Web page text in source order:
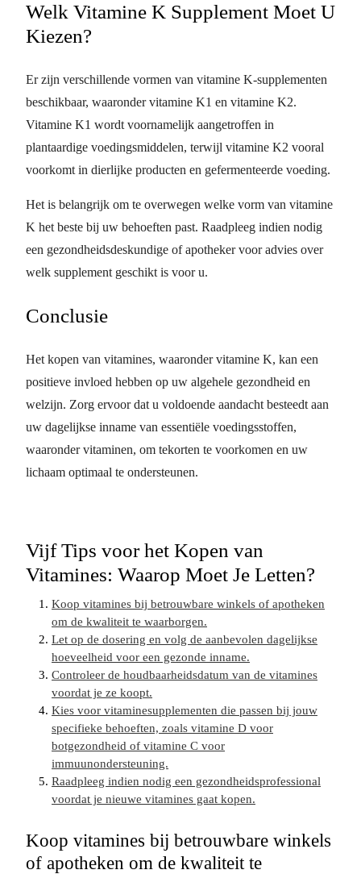
Welk Vitamine K Supplement Moet U
Kiezen?
Er zijn verschillende vormen van vitamine K-supplementen
beschikbaar, waaronder vitamine K1 en vitamine K2.
Vitamine K1 wordt voornamelijk aangetroffen in
plantaardige voedingsmiddelen, terwijl vitamine K2 vooral
voorkomt in dierlijke producten en gefermenteerde voeding.
Het is belangrijk om te overwegen welke vorm van vitamine
K het beste bij uw behoeften past. Raadpleeg indien nodig
een gezondheidsdeskundige of apotheker voor advies over
welk supplement geschikt is voor u.
Conclusie
Het kopen van vitamines, waaronder vitamine K, kan een
positieve invloed hebben op uw algehele gezondheid en
welzijn. Zorg ervoor dat u voldoende aandacht besteedt aan
uw dagelijkse inname van essentiële voedingsstoffen,
waaronder vitaminen, om tekorten te voorkomen en uw
lichaam optimaal te ondersteunen.
Vijf Tips voor het Kopen van
Vitamines: Waarop Moet Je Letten?
Koop vitamines bij betrouwbare winkels of apotheken
om de kwaliteit te waarborgen.
Let op de dosering en volg de aanbevolen dagelijkse
hoeveelheid voor een gezonde inname.
Controleer de houdbaarheidsdatum van de vitamines
voordat je ze koopt.
Kies voor vitaminesupplementen die passen bij jouw
specifieke behoeften, zoals vitamine D voor
botgezondheid of vitamine C voor
immuunondersteuning.
Raadpleeg indien nodig een gezondheidsprofessional
voordat je nieuwe vitamines gaat kopen.
Koop vitamines bij betrouwbare winkels
of apotheken om de kwaliteit te